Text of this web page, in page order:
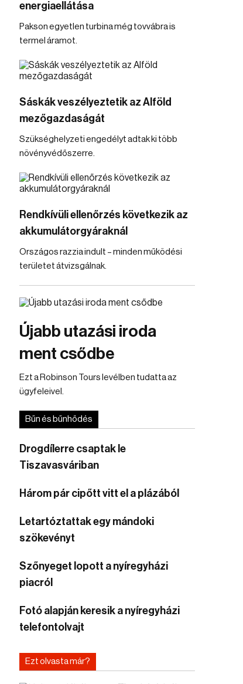
energiaellátása
Pakson egyetlen turbina még tovvábra is
termel áramot.
Sáskák veszélyeztetik az Alföld
mezőgazdaságát
Szükséghelyzeti engedélyt adtak ki több
növényvédőszerre.
Rendkívüli ellenőrzés következik az
akkumulátorgyáraknál
Országos razzia indult – minden működési
területet átvizsgálnak.
Újabb utazási iroda
ment csődbe
Ezt a Robinson Tours levélben tudatta az
ügyfeleivel.
Bűn és bűnhődés
Drogdílerre csaptak le
Tiszavasváriban
Három pár cipőtt vitt el a plázából
Letartóztattak egy mándoki
szökevényt
Szőnyeget lopott a nyíregyházi
piacról
Fotó alapján keresik a nyíregyházi
telefontolvajt
Ezt olvasta már?